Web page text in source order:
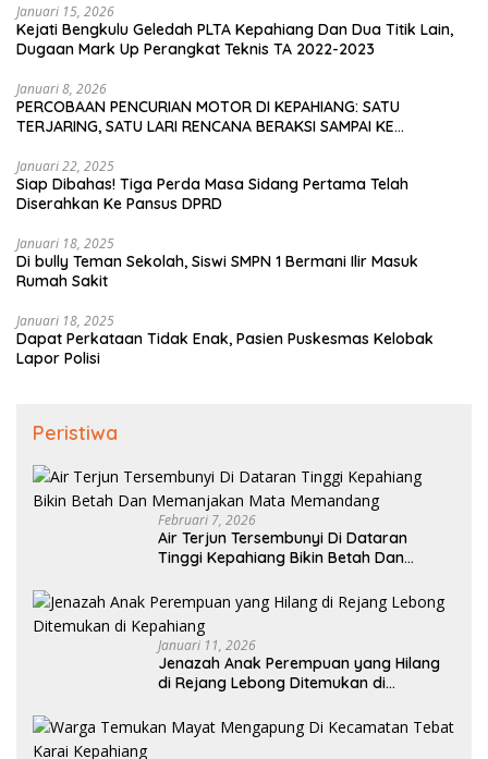
Januari 15, 2026
Kejati Bengkulu Geledah PLTA Kepahiang Dan Dua Titik Lain,
Dugaan Mark Up Perangkat Teknis TA 2022-2023
Januari 8, 2026
PERCOBAAN PENCURIAN MOTOR DI KEPAHIANG: SATU
TERJARING, SATU LARI RENCANA BERAKSI SAMPAI KE
Januari 22, 2025
Siap Dibahas! Tiga Perda Masa Sidang Pertama Telah
Diserahkan Ke Pansus DPRD
Januari 18, 2025
Di bully Teman Sekolah, Siswi SMPN 1 Bermani Ilir Masuk
Rumah Sakit
Januari 18, 2025
Dapat Perkataan Tidak Enak, Pasien Puskesmas Kelobak
Lapor Polisi
Peristiwa
Februari 7, 2026
Air Terjun Tersembunyi Di Dataran
Tinggi Kepahiang Bikin Betah Dan
Januari 11, 2026
Jenazah Anak Perempuan yang Hilang
di Rejang Lebong Ditemukan di